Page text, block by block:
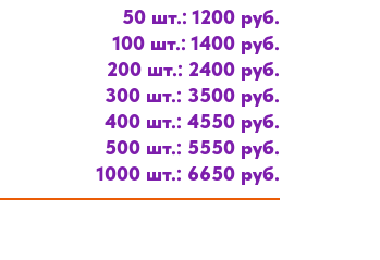
50 шт.: 1200 руб.
100 шт.: 1400 руб.
200 шт.: 2400 руб.
300 шт.: 3500 руб.
400 шт.: 4550 руб.
500 шт.: 5550 руб.
1000 шт.: 6650 руб.